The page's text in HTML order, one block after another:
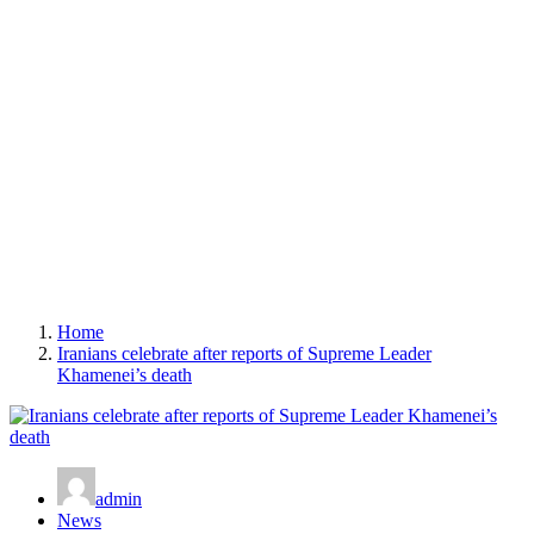
Home
Iranians celebrate after reports of Supreme Leader
Khamenei’s death
admin
News